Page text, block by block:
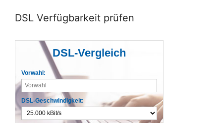
DSL Verfügbarkeit prüfen
DSL-Vergleich
Vorwahl:
DSL-Geschwindigkeit: